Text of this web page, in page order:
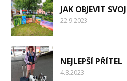
JAK OBJEVIT
22.9.2023
NEJLEPŠÍ PŘÍTEL
4.8.2023